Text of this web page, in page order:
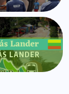
LANDER